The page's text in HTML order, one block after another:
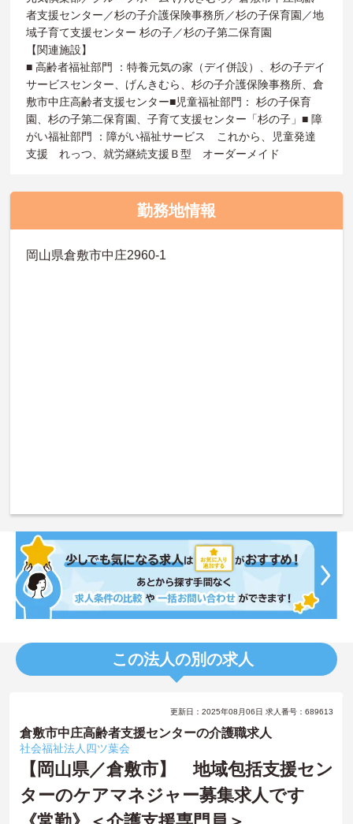
者支援センター／杉の子介護保険事務所／杉の子保育園／地
域子育て支援センター 杉の子／杉の子第二保育園
【関連施設】
■ 高齢者福祉部門 ：特養元気の家（デイ併設）、杉の子デイ
サービスセンター、げんきむら、杉の子介護保険事務所、倉
敷市中庄高齢者支援センター■児童福祉部門： 杉の子保育
園、杉の子第二保育園、子育て支援センター「杉の子」■ 障
がい福祉部門 ：障がい福祉サービス これから、児童発達
支援 れっつ、就労継続支援Ｂ型 オーダーメイド
勤務地情報
岡山県倉敷市中庄2960-1
この法人の別の求人
更新日：2025年08月06日 求人番号：689613
倉敷市中庄高齢者支援センターの介護職求人
社会福祉法人四ツ葉会
【岡山県／倉敷市】 地域包括支援セン
ターのケアマネジャー募集求人です